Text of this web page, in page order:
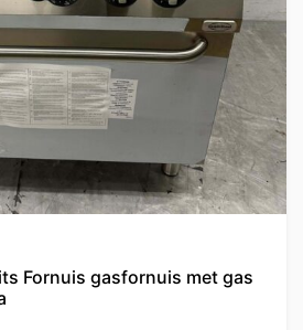
Fornuis gasfornuis met gas